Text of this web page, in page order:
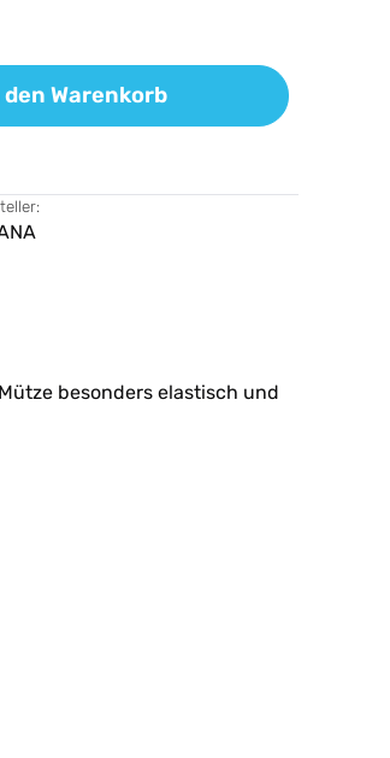
Wert ein oder
den Warenkorb
besonders elastisch und